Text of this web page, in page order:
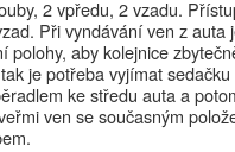
2 vpředu, 2 vzadu.
Při vyndávání ven z auta
polohy, aby kolejnice
je potřeba vyjímat
ke středu auta a
ven se současným